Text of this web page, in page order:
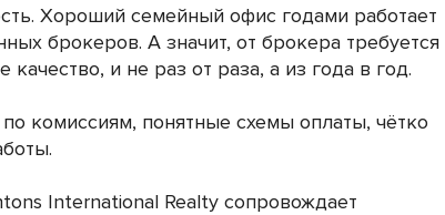
Хороший семейный офис годами работает
брокеров. А значит, от брокера требуется
и не раз от раза, а из года в год.
комиссиям, понятные схемы оплаты, чётко
International Realty сопровождает